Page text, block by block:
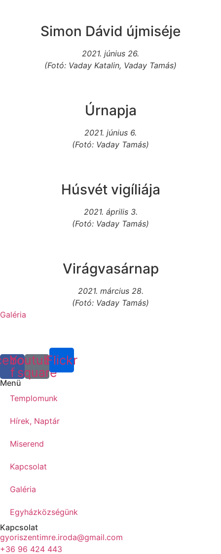
Simon Dávid újmiséje
2021. június 26.
(Fotó: Vaday Katalin, Vaday Tamás)
Úrnapja
2021. június 6.
(Fotó: Vaday Tamás)
Húsvét vigíliája
2021. április 3.
(Fotó: Vaday Tamás)
Virágvasárnap
2021. március 28.
(Fotó: Vaday Tamás)
Galéria
f
Youtube-
square
Flickr
Menü
Templomunk
Hírek, Naptár
Miserend
Kapcsolat
Galéria
Egyházközségünk
Kapcsolat
gyoriszentimre.iroda@gmail.com
+36 96 424 443